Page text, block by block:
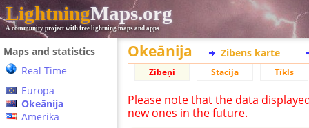
LightningMaps.org
A community project with free lightning maps and apps
Maps and statistics
Real Time
Europa
Okeānija
Amerika
Okeānija Zibens karte
Zibeņi Stacija Tīkls
Please note that the data
new ones in the future.